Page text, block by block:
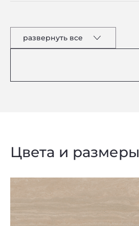
развернуть все
Цвета и размеры